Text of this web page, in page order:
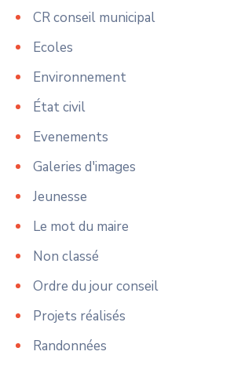
CR conseil municipal
Ecoles
Environnement
État civil
Evenements
Galeries d'images
Jeunesse
Le mot du maire
Non classé
Ordre du jour conseil
Projets réalisés
Randonnées